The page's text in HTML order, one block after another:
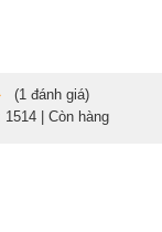
(1 đánh giá)
| Còn hàng